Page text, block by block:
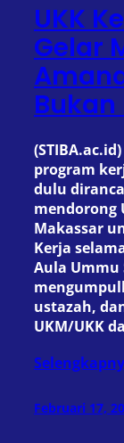
UKK
Gelar
program
dulu
mendorong
Makassar
Kerja
Aula Ummu
ustazah,
UKM/UKK
Februari 17,